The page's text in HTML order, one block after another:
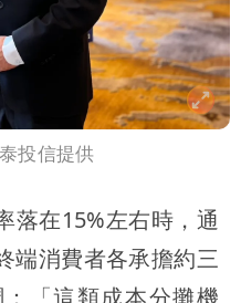
投信提供
落在15%左右時，通
端消費者各承擔約三
「這類成本分攤機